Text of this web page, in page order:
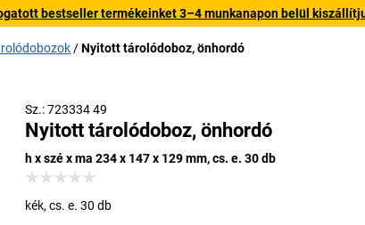
bestseller termékeinket 3–4 munkanapon belül
Nyitott tárolódoboz, önhordó
Sz.: 723334 49
Nyitott tárolódoboz, önhordó
h x szé x ma 234 x 147 x 129 mm, cs. e. 30 db
kék, cs. e. 30 db